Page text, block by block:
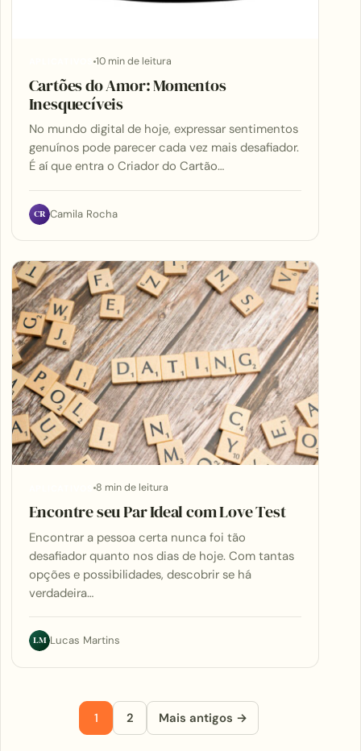
10 min de leitura
Cartões do Amor: Momentos
Inesquecíveis
No mundo digital de hoje, expressar sentimentos
genuínos pode parecer cada vez mais desafiador.
É aí que entra o Criador do Cartão…
CR Camila Rocha
8 min de leitura
Encontre seu Par Ideal com Love Test
Encontrar a pessoa certa nunca foi tão
desafiador quanto nos dias de hoje. Com tantas
opções e possibilidades, descobrir se há
verdadeira…
LM Lucas Martins
Paginação de posts
1 2 Mais antigos →